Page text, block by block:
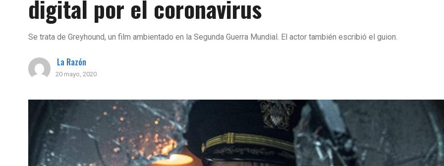
digital por el coronavirus
Se trata de Greyhound, un film ambientado en la Segunda Guerra Mundial. El actor también escribió el guion.
La Razón
20 mayo, 2020